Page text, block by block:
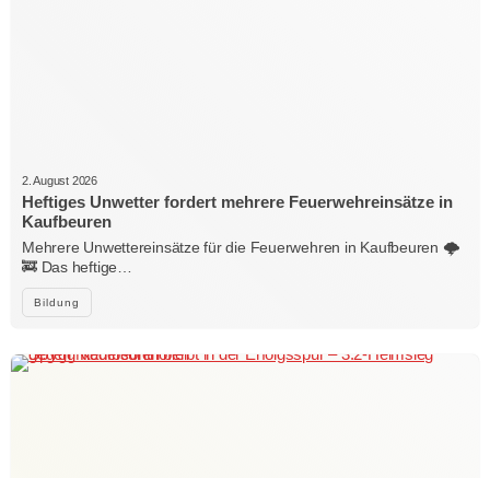
Bildung
2. August 2026
Heftiges Unwetter fordert mehrere Feuerwehreinsätze in
Kaufbeuren
Mehrere Unwettereinsätze für die Feuerwehren in Kaufbeuren 🌩️
🚒 Das heftige…